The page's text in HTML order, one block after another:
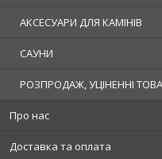
АКСЕСУАРИ ДЛЯ КАМІНІВ
САУНИ
РОЗПРОДАЖ, УЦІНЕННІ
Про нас
Доставка та оплата